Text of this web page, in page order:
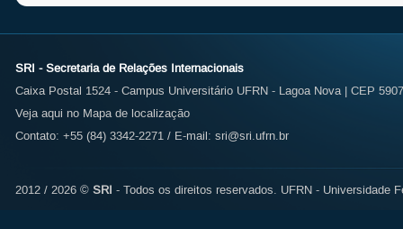
SRI - Secretaria de Relações Internacionais
Caixa Postal 1524 - Campus Universitário UFRN - Lagoa Nova | CEP
Veja aqui no Mapa de localização
Contato: +55 (84) 3342-2271 / E-mail: sri@sri.ufrn.br
2012 / 2026 © SRI - Todos os direitos reservados. UFRN - Universidade